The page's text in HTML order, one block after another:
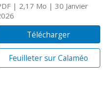
| 2,17 Mo | 30 Janvier
Télécharger
Feuilleter sur Calaméo